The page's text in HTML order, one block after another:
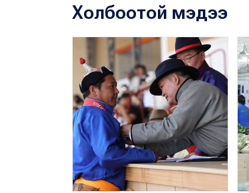
Холбоотой мэдээ